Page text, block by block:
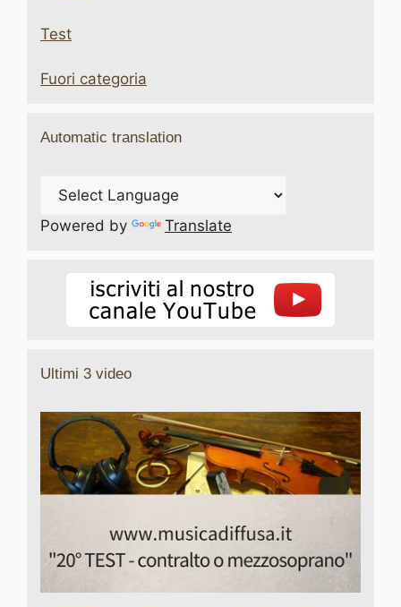
Test
Fuori categoria
Automatic translation
Powered by Translate
Ultimi 3 video